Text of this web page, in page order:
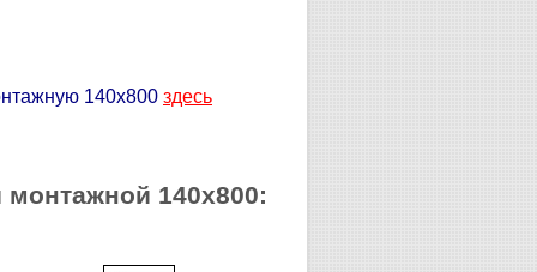
140х800 здесь
монтажной 140х800: